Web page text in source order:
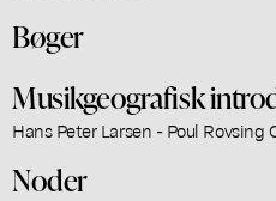
Bøger
Musikgeografisk
Hans Peter Larsen - Poul Rovsing
Noder